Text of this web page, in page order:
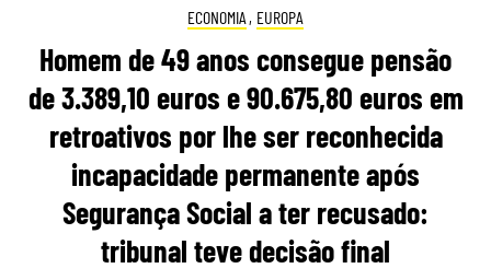
ECONOMIA , EUROPA
Homem de 49 anos consegue pensão
de 3.389,10 euros e 90.675,80 euros em
retroativos por lhe ser reconhecida
incapacidade permanente após
Segurança Social a ter recusado:
tribunal teve decisão final